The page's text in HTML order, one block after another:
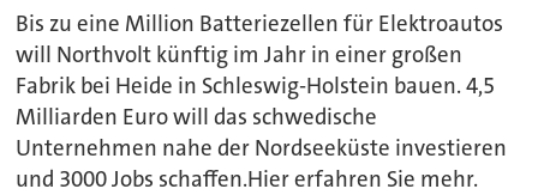
Bis zu eine Million Batteriezellen für Elektroautos
will Northvolt künftig im Jahr in einer großen
Fabrik bei Heide in Schleswig-Holstein bauen. 4,5
Milliarden Euro will das schwedische
Unternehmen nahe der Nordseeküste investieren
und 3000 Jobs schaffen.Hier erfahren Sie mehr.